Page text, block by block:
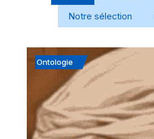
Notre sélection
Ontologie